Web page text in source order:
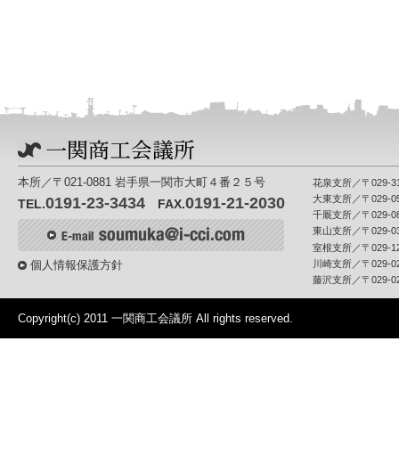
本所／〒021-0881 岩手県一関市大町４番２５号
TEL.0191-23-3434 FAX.0191-21-2030
個人情報保護方針
花泉支所／〒029-
大東支所／〒029-
千厩支所／〒029-
東山支所／〒029-
室根支所／〒029-
川崎支所／〒029-
藤沢支所／〒029-
Copyright(c) 2011 一関商工会議所 All rights reserved.